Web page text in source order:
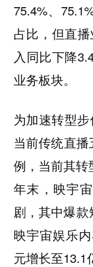
75.4%、
占比，但直
入同比下降
业务板块。
为加速转型步
当前传统直
例，当前其转
年末，映宇
剧，其中爆
映宇宙娱乐
元增长至13.1